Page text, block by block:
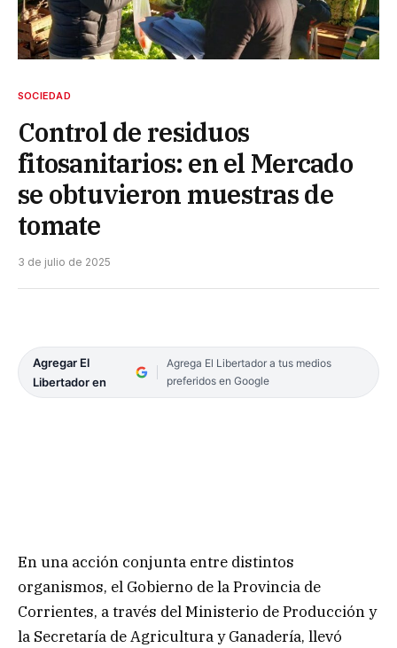
SOCIEDAD
Control de residuos
fitosanitarios: en el Mercado
se obtuvieron muestras de
tomate
3 de julio de 2025
Agregar El
Libertador en
Agrega El Libertador a tus medios
preferidos en Google
En una acción conjunta entre distintos
organismos, el Gobierno de la Provincia de
Corrientes, a través del Ministerio de Producción y
la Secretaría de Agricultura y Ganadería, llevó